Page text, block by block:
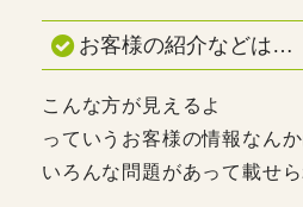
お客様の紹介などは…
こんな方が見えるよ
っていうお客様の情報なん
いろんな問題があって載せ